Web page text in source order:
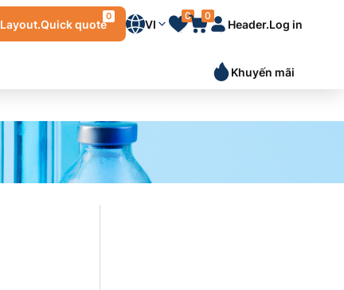
Layout.Quick quote
0
VI
0 0
Header.Log in
Khuyến mãi